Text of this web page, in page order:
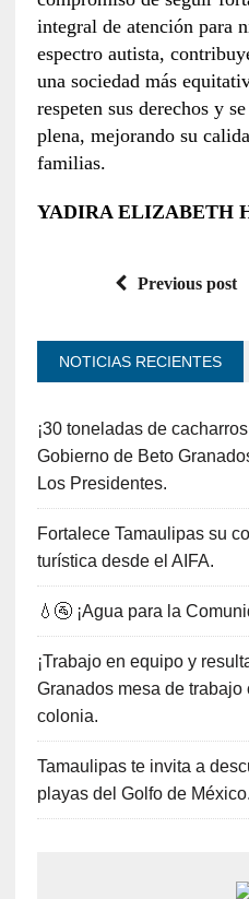
integral de atención para
espectro autista,
una sociedad más
respeten sus derechos y
plena, mejorando su
familias.
YADIRA ELIZABETH
Previous post
NOTICIAS RECIENTES
¡30 toneladas de
Gobierno de Beto
Los Presidentes.
Fortalece Tamaulipas su
turística desde el AIFA.
💧🚰 ¡Agua para la
¡Trabajo en equipo y
Granados mesa de trabajo
colonia.
Tamaulipas te invita a
playas del Golfo de México.